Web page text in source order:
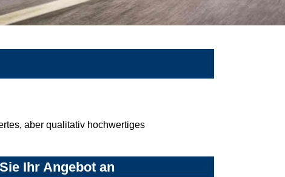
aber qualitativ hochwertiges
Ihr Angebot an